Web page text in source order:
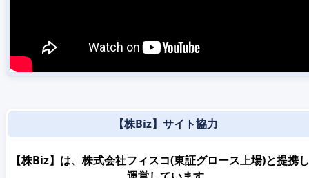
【株Biz】サイト協力
【株Biz】は、株式会社フィスコ(東証グロース上場)と提携